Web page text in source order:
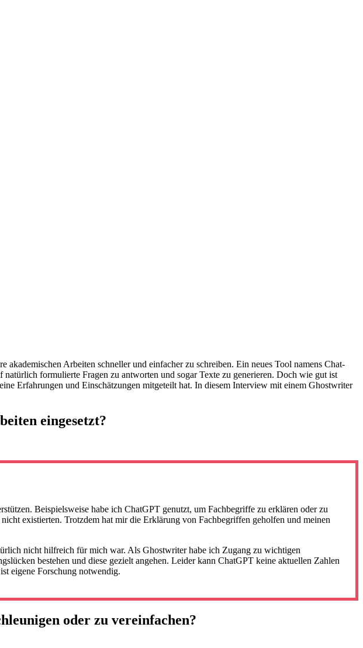
formulierte Fragen zu antworten und sogar Texte zu generieren. Doch wie gut ist
Erfahrungen und Einschätzungen mitgeteilt hat. In diesem Interview mit einem Ghostwriter
eingesetzt?
Beispielsweise habe ich ChatGPT genutzt, um Fachbegriffe zu erklären oder zu
existierten. Trotzdem hat mir die Erklärung von Fachbegriffen geholfen und meinen
nicht hilfreich für mich war. Als Ghostwriter habe ich Zugang zu wichtigen
bestehen und diese gezielt angehen. Leider kann ChatGPT keine aktuellen Zahlen
eigene Forschung notwendig.
oder zu vereinfachen?